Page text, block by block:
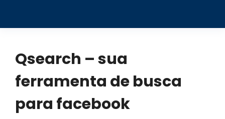
Qsearch – sua
ferramenta de busca
para facebook